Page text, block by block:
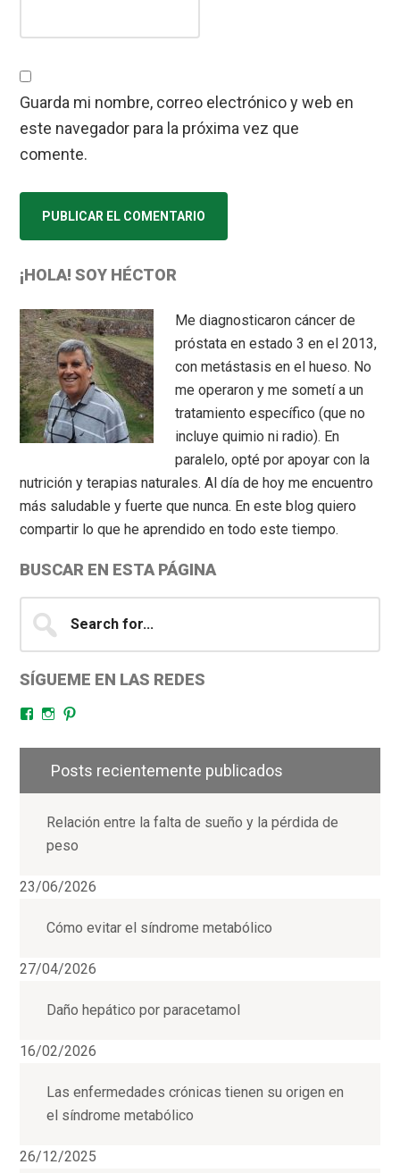
Guarda mi nombre, correo electrónico y web en
este navegador para la próxima vez que
comente.
Primary
Sidebar
¡HOLA! SOY HÉCTOR
Me diagnosticaron cáncer de
próstata en estado 3 en el 2013,
con metástasis en el hueso. No
me operaron y me sometí a un
tratamiento específico (que no
incluye quimio ni radio). En
paralelo, opté por apoyar con la
nutrición y terapias naturales. Al día de hoy me encuentro
más saludable y fuerte que nunca. En este blog quiero
compartir lo que he aprendido en todo este tiempo.
BUSCAR EN ESTA PÁGINA
for...
SÍGUEME EN LAS REDES
FacebookInstagram
Posts recientemente publicados
Relación entre la falta de sueño y la pérdida de
peso
23/06/2026
Cómo evitar el síndrome metabólico
27/04/2026
Daño hepático por paracetamol
16/02/2026
Las enfermedades crónicas tienen su origen en
el síndrome metabólico
26/12/2025